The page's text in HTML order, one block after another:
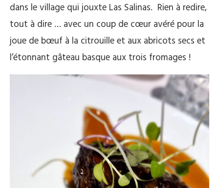
dans le village qui jouxte Las Salinas. Rien à redire,
tout à dire … avec un coup de cœur avéré pour la
joue de bœuf à la citrouille et aux abricots secs et
l’étonnant gâteau basque aux trois fromages !